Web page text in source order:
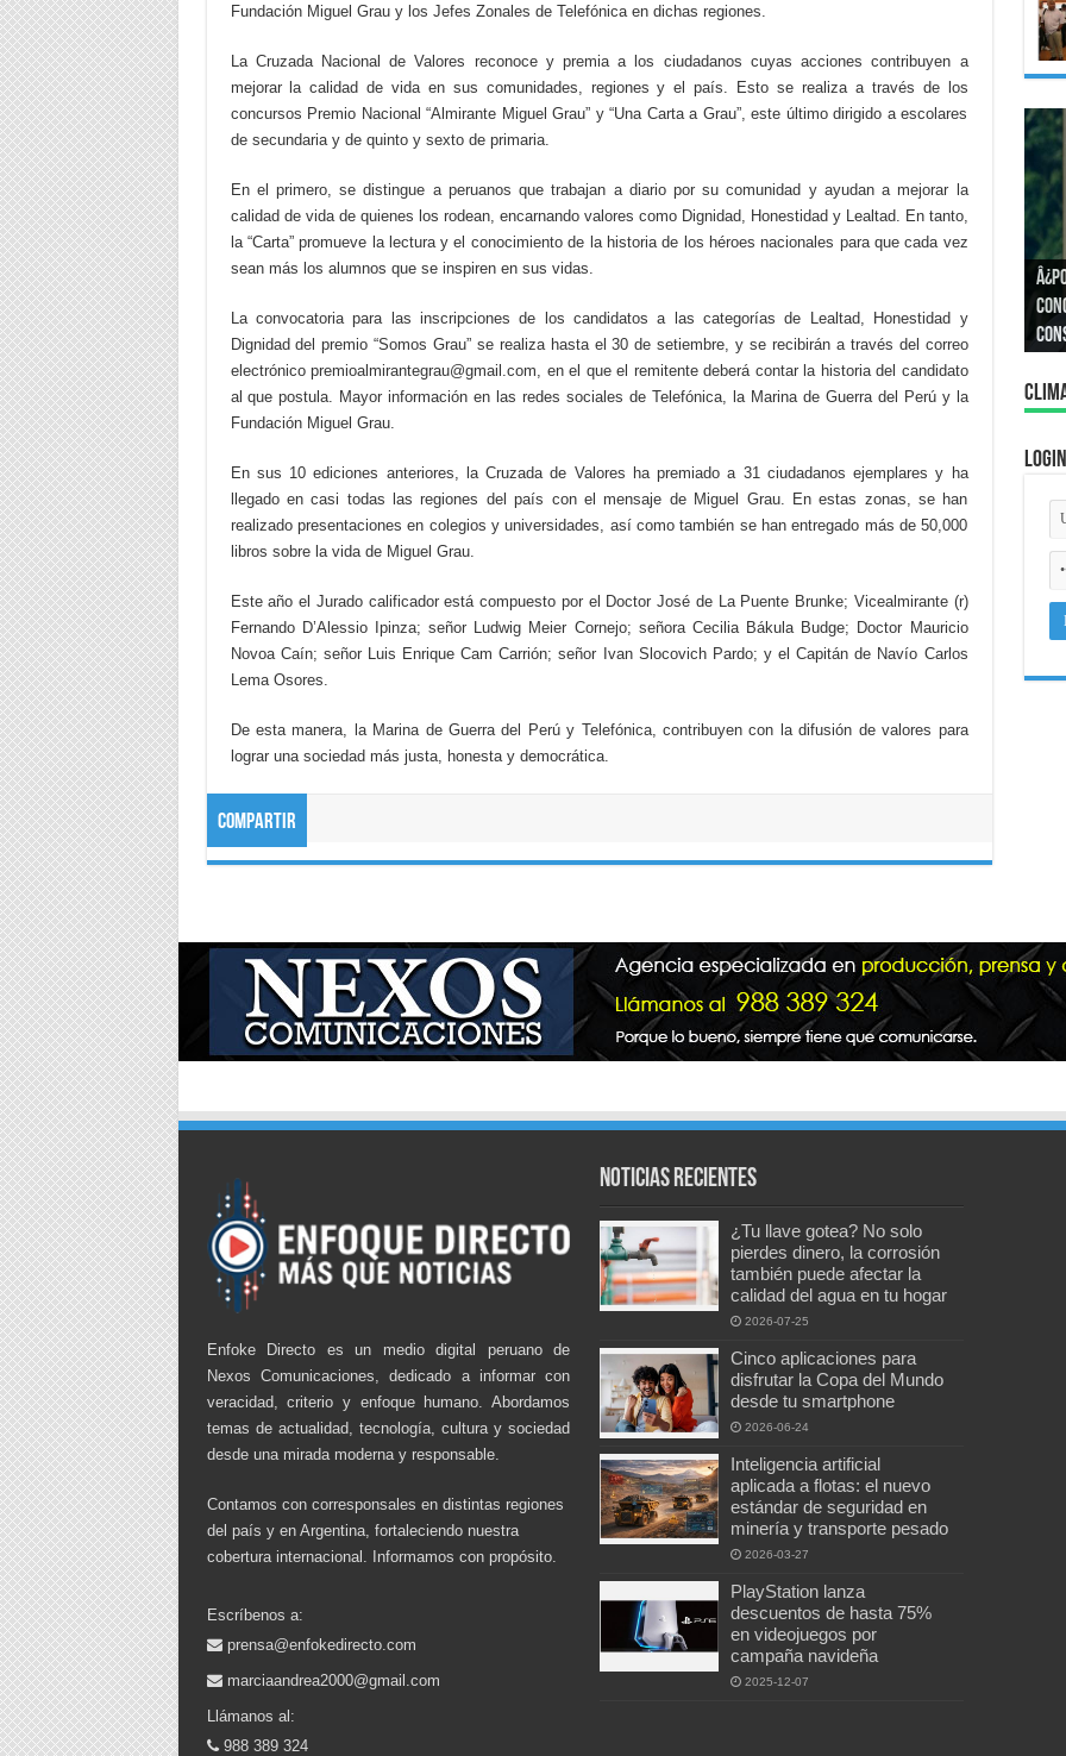
Fundación Miguel Grau y los Jefes Zonales de Telefónica en dichas regiones.
La Cruzada Nacional de Valores reconoce y premia a los ciudadanos cuyas acciones contribuyen a
mejorar la calidad de vida en sus comunidades, regiones y el país. Esto se realiza a través de los
concursos Premio Nacional “Almirante Miguel Grau” y “Una Carta a Grau”, este último dirigido a escolares
de secundaria y de quinto y sexto de primaria.
En el primero, se distingue a peruanos que trabajan a diario por su comunidad y ayudan a mejorar la
calidad de vida de quienes los rodean, encarnando valores como Dignidad, Honestidad y Lealtad. En tanto,
la “Carta” promueve la lectura y el conocimiento de la historia de los héroes nacionales para que cada vez
sean más los alumnos que se inspiren en sus vidas.
La convocatoria para las inscripciones de los candidatos a las categorías de Lealtad, Honestidad y
Dignidad del premio “Somos Grau” se realiza hasta el 30 de setiembre, y se recibirán a través del correo
electrónico premioalmirantegrau@gmail.com, en el que el remitente deberá contar la historia del candidato
al que postula. Mayor información en las redes sociales de Telefónica, la Marina de Guerra del Perú y la
Fundación Miguel Grau.
En sus 10 ediciones anteriores, la Cruzada de Valores ha premiado a 31 ciudadanos ejemplares y ha
llegado en casi todas las regiones del país con el mensaje de Miguel Grau. En estas zonas, se han
realizado presentaciones en colegios y universidades, así como también se han entregado más de 50,000
libros sobre la vida de Miguel Grau.
Este año el Jurado calificador está compuesto por el Doctor José de La Puente Brunke; Vicealmirante (r)
Fernando D’Alessio Ipinza; señor Ludwig Meier Cornejo; señora Cecilia Bákula Budge; Doctor Mauricio
Novoa Caín; señor Luis Enrique Cam Carrión; señor Ivan Slocovich Pardo; y el Capitán de Navío Carlos
Lema Osores.
De esta manera, la Marina de Guerra del Perú y Telefónica, contribuyen con la difusión de valores para
lograr una sociedad más justa, honesta y democrática.
Compartir
Login
Enfoke Directo es un medio digital peruano de
Nexos Comunicaciones, dedicado a informar con
veracidad, criterio y enfoque humano. Abordamos
temas de actualidad, tecnología, cultura y sociedad
desde una mirada moderna y responsable.
Contamos con corresponsales en distintas regiones
del país y en Argentina, fortaleciendo nuestra
cobertura internacional. Informamos con propósito.
Escríbenos a:
prensa@enfokedirecto.com
marciaandrea2000@gmail.com
Llámanos al:
988 389 324
Noticias recientes
¿Tu llave gotea? No solo
pierdes dinero, la corrosión
también puede afectar la
calidad del agua en tu hogar
2026-07-25
Cinco aplicaciones para
disfrutar la Copa del Mundo
desde tu smartphone
2026-06-24
Inteligencia artificial
aplicada a flotas: el nuevo
estándar de seguridad en
minería y transporte pesado
2026-03-27
PlayStation lanza
descuentos de hasta 75%
en videojuegos por
campaña navideña
2025-12-07